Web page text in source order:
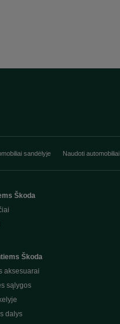
sandėlyje Naudoti automobiliai
Škoda
Škoda
aksesuarai
sąlygos
dalys